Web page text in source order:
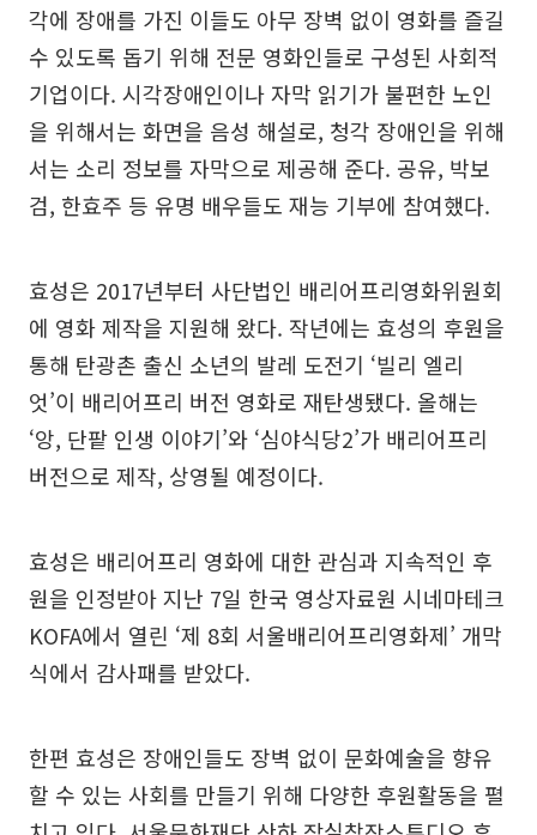
각에 장애를 가진 이들도 아무 장벽 없이 영화를 즐길
수 있도록 돕기 위해 전문 영화인들로 구성된 사회적
기업이다. 시각장애인이나 자막 읽기가 불편한 노인
을 위해서는 화면을 음성 해설로, 청각 장애인을 위해
서는 소리 정보를 자막으로 제공해 준다. 공유, 박보
검, 한효주 등 유명 배우들도 재능 기부에 참여했다.
효성은 2017년부터 사단법인 배리어프리영화위원회
에 영화 제작을 지원해 왔다. 작년에는 효성의 후원을
통해 탄광촌 출신 소년의 발레 도전기 ‘빌리 엘리
엇’이 배리어프리 버전 영화로 재탄생됐다. 올해는
‘앙, 단팥 인생 이야기’와 ‘심야식당2’가 배리어프리
버전으로 제작, 상영될 예정이다.
효성은 배리어프리 영화에 대한 관심과 지속적인 후
원을 인정받아 지난 7일 한국 영상자료원 시네마테크
KOFA에서 열린 ‘제 8회 서울배리어프리영화제’ 개막
식에서 감사패를 받았다.
한편 효성은 장애인들도 장벽 없이 문화예술을 향유
할 수 있는 사회를 만들기 위해 다양한 후원활동을 펼